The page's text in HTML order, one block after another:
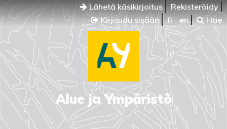
Lähetä käsikirjoitus
Rekisteröidy
Kirjaudu sisään
fi en Hae
Alue ja Ympäristö